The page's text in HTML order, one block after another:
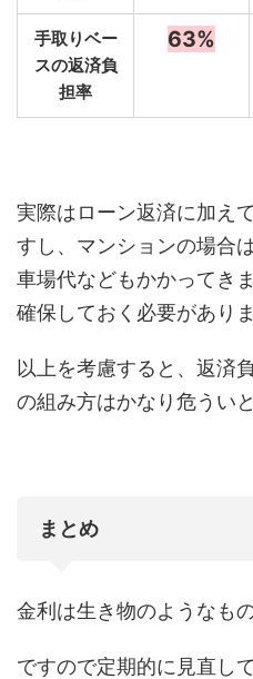
手取りベー
スの返済負
担率
63%
実際はローン返済に加え
すし、マンションの場合
車場代などもかかってき
確保しておく必要がありま
以上を考慮すると、返済
の組み方はかなり危うい
まとめ
金利は生き物のようなも
ですので定期的に見直し